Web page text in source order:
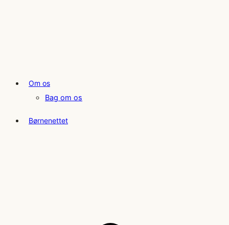
Om os
Bag om os
Børnenettet